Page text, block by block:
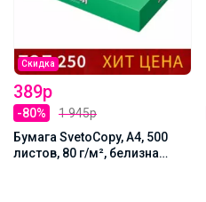
Скидка
389р
-80%
1 945р
Бумага SvetoCopy, А4, 500
листов, 80 г/м², белизна